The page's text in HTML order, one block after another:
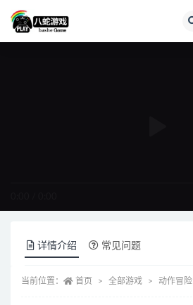
详情介绍 常见问题
当前位置： 首页 全部游戏 动作冒险